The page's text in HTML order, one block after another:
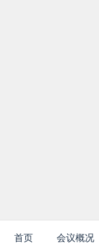
首页 会议概况